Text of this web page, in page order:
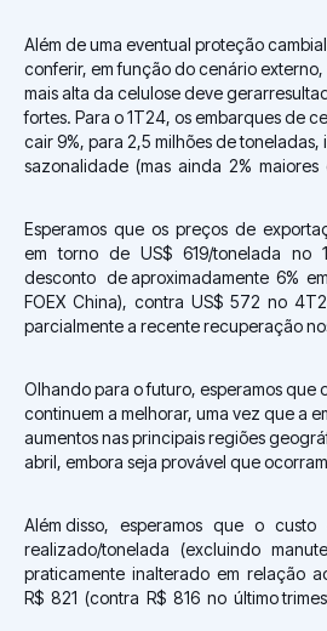
Além de uma eventual proteção
conferir, em função do cenário
mais alta da celulose deve
fortes. Para o 1T24, os embarques de
cair 9%, para 2,5 milhões de toneladas,
sazonalidade (mas ainda 2% maiores
Esperamos que os preços de
em torno de US$ 619/tonelada no
desconto de aproximadamente 6%
FOEX China), contra US$ 572 no
parcialmente a recente recuperação
Olhando para o futuro, esperamos que
continuem a melhorar, uma vez que a
aumentos nas principais regiões
abril, embora seja provável que
Além disso, esperamos que o custo
realizado/tonelada (excluindo
praticamente inalterado em relação
R$ 821 (contra R$ 816 no último